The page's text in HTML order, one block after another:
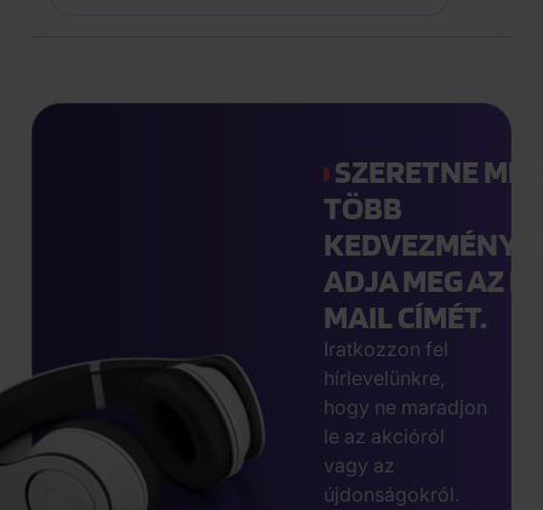
SZERETNE MÉG
TÖBB
ADJA MEG AZ E-
MAIL CÍMÉT.
Iratkozzon fel
hírlevelünkre,
hogy ne maradjon
le az akcióról
vagy az
újdonságokról.